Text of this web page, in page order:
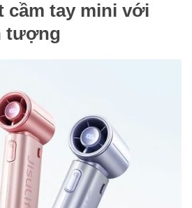
cầm tay mini với
tượng